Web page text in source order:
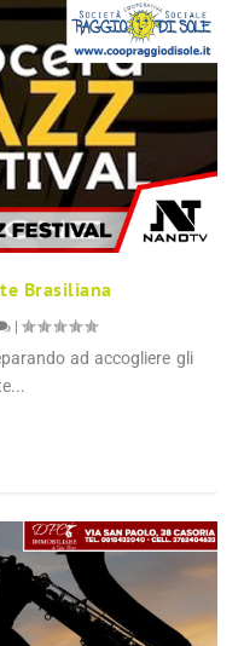
Brasiliana
|
ad accogliere gli